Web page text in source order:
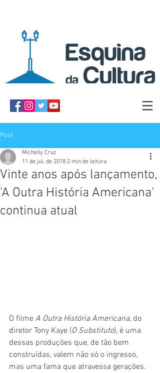
Post
Vinte anos após lançamento,
'A Outra História Americana'
continua atual
Michelly Cruz
11 de jul. de 2018 2 min de leitura
O filme A Outra História Americana, do
diretor Tony Kaye (O Substituto), é uma
dessas produções que, de tão bem
construídas, valem não só o ingresso,
mas uma fama que atravessa gerações.